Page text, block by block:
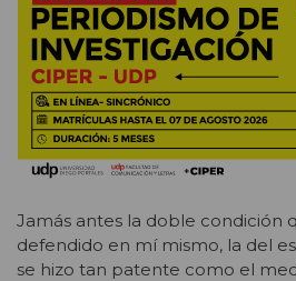
Jamás antes la doble condición
defendido en mí mismo, la del
se hizo tan patente como el